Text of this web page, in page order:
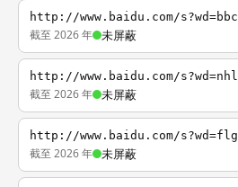
http://www.baidu.com/s?wd=bbc
截至 2026 年 未屏蔽
http://www.baidu.com/s?wd=nhl
截至 2026 年 未屏蔽
http://www.baidu.com/s?wd=flg
截至 2026 年 未屏蔽